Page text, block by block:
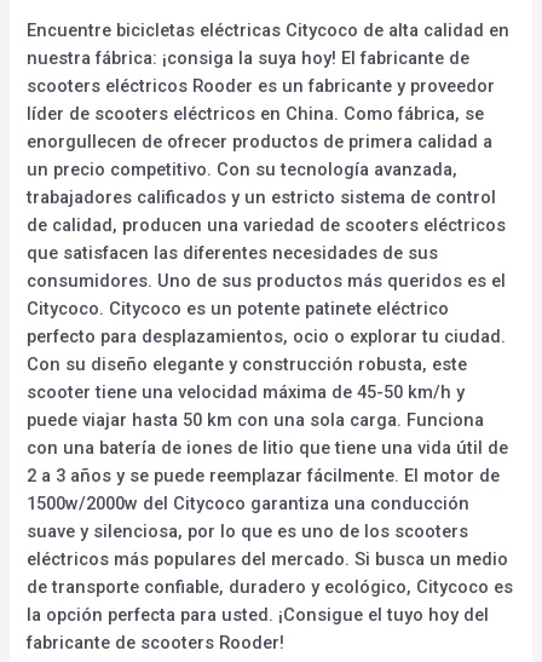
Encuentre bicicletas eléctricas Citycoco de alta calidad en
nuestra fábrica: ¡consiga la suya hoy! El fabricante de
scooters eléctricos Rooder es un fabricante y proveedor
líder de scooters eléctricos en China. Como fábrica, se
enorgullecen de ofrecer productos de primera calidad a
un precio competitivo. Con su tecnología avanzada,
trabajadores calificados y un estricto sistema de control
de calidad, producen una variedad de scooters eléctricos
que satisfacen las diferentes necesidades de sus
consumidores. Uno de sus productos más queridos es el
Citycoco. Citycoco es un potente patinete eléctrico
perfecto para desplazamientos, ocio o explorar tu ciudad.
Con su diseño elegante y construcción robusta, este
scooter tiene una velocidad máxima de 45-50 km/h y
puede viajar hasta 50 km con una sola carga. Funciona
con una batería de iones de litio que tiene una vida útil de
2 a 3 años y se puede reemplazar fácilmente. El motor de
1500w/2000w del Citycoco garantiza una conducción
suave y silenciosa, por lo que es uno de los scooters
eléctricos más populares del mercado. Si busca un medio
de transporte confiable, duradero y ecológico, Citycoco es
la opción perfecta para usted. ¡Consigue el tuyo hoy del
fabricante de scooters Rooder!